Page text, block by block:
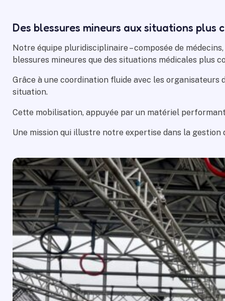
Des blessures mineurs aux situations plus
Notre équipe pluridisciplinaire – composée de
blessures mineures que des situations médicales plus
Grâce à une coordination fluide avec les organisateurs
situation.
Cette mobilisation, appuyée par un matériel
Une mission qui illustre notre expertise dans la